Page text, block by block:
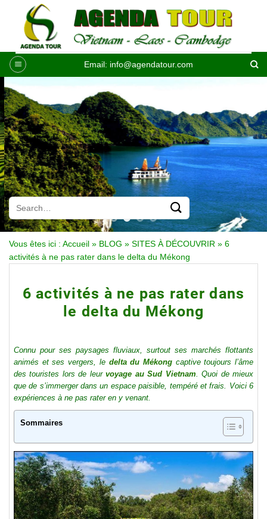
contenu
Email: info@agendatour.com
Vous êtes ici : Accueil » BLOG » SITES À DÉCOUVRIR » 6
activités à ne pas rater dans le delta du Mékong
6 activités à ne pas rater dans
le delta du Mékong
Connu pour ses paysages fluviaux, surtout ses marchés flottants
animés et ses vergers, le delta du Mékongcaptive toujours l’âme
des touristes lors de leurvoyage au Sud Vietnam. Quoi de mieux
que de s’immerger dans un espace paisible, tempéré et frais. Voici 6
expériences à ne pas rater en y venant.
Sommaires